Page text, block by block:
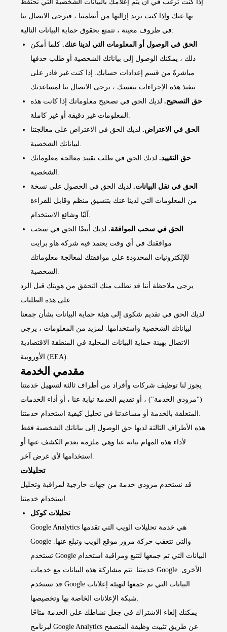
إذا كنت ترغب في أن يتم إعلامك بالبيانات الشخصية التي نحتفظ
بها عنك وإذا كنت تريد إزالتها من أنظمتنا ، فيرجى الاتصال بنا.
في ظروف معينة ، تتمتع بحقوق حماية البيانات التالية:
الحق في الوصول أو المعلومات التي لدينا عنك. كلما أمكن
ذلك ، يمكنك الوصول إلى بياناتك الشخصية أو طلب حذفها
مباشرةً من قسم إعدادات حسابك. إذا كنت غير قادر على
تنفيذ هذه الإجراءات بنفسك ، يرجى الاتصال بنا لمساعدتك.
حق التصحيح. لديك الحق في تصحيح معلوماتك إذا كانت هذه
المعلومات غير دقيقة أو غير كاملة.
الحق في الاعتراض. لديك الحق في الاعتراض على معالجتنا
لبياناتك الشخصية.
حق التقييد. لديك الحق في طلب تقييد معالجة معلوماتك
الشخصية.
الحق في نقل البيانات. لديك الحق في الحصول على نسخة
من المعلومات التي لدينا عنك بتنسيق منظم وقابل للقراءة
آليًا وشائع الاستخدام.
الحق في سحب الموافقة. لديك أيضًا الحق في سحب
موافقتك في أي وقت يعتمد فيه شركة هاو برايت
للإلكترونيات المحدودة على موافقتك لمعالجة معلوماتك
الشخصية.
يرجى ملاحظة أننا قد نطلب منك التحقق من هويتك قبل الرد
على هذه الطلبات.
لديك الحق في تقديم شكوى إلى هيئة حماية البيانات بشأن جمعنا
لبياناتك الشخصية واستخدامها. لمزيد من المعلومات ، يرجى
الاتصال بهيئة حماية البيانات المحلية في المنطقة الاقتصادية
الأوروبية (EEA).
مقدمي الخدمة
يجوز لنا توظيف شركات وأفراد من أطراف ثالثة لتسهيل خدمتنا
("مزودي الخدمة") ، أو تقديم الخدمة نيابة عنا ، أو أداء الخدمات
المتعلقة بالخدمة أو مساعدتنا في تحليل كيفية استخدام خدمتنا.
هذه الأطراف الثالثة لديها حق الوصول إلى بياناتك الشخصية فقط
لأداء هذه المهام نيابة عنا وهي ملزمة بعدم الكشف عنها أو
استخدامها لأي غرض آخر.
تحليلات
قد نستخدم مزودي خدمة من جهات خارجية لمراقبة وتحليل
استخدام خدمتنا.
تحليلات كوكل
Google Analytics هي خدمة تحليلات الويب التي تقدمها
Google والتي تتعقب حركة مرور موقع الويب وتبلغ عنها.
تستخدم Google البيانات التي تم جمعها لتتبع ومراقبة استخدام
خدمتنا. تتم مشاركة هذه البيانات مع خدمات Google الأخرى.
قد تستخدم Google البيانات التي تم جمعها لتهيئة إعلانات
شبكة الإعلانات الخاصة بها وتخصيصها.
يمكنك إلغاء الاشتراك في جعل نشاطك على الخدمة متاحًا
لبرنامج Google Analytics عن طريق تثبيت وظيفة المتصفح